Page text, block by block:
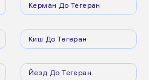
Керман До Тегеран
Киш До Тегеран
Йезд До Тегеран